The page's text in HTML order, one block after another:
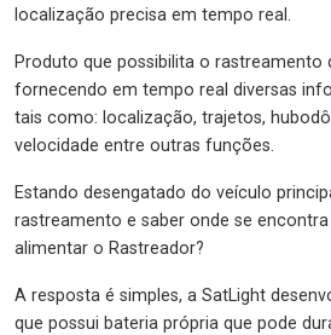
localização precisa em tempo real.
Produto que possibilita o rastreamento
fornecendo em tempo real diversas
tais como: localização, trajetos,
velocidade entre outras funções.
Estando desengatado do veículo
rastreamento e saber onde se
alimentar o Rastreador?
A resposta é simples, a SatLight
que possui bateria própria que pode